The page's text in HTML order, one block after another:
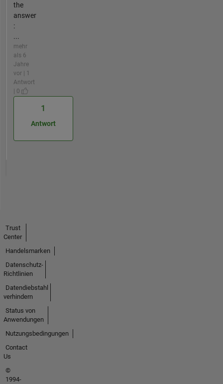
the
answer
:
...
mehr
als 6
Jahre
vor | 1
Antwort
| 0
1
Antwort
Trust
Center
Handelsmarken
Datenschutz-
Richtlinien
Datendiebstahl
verhindern
Status von
Anwendungen
Nutzungsbedingungen
Contact
Us
©
1994-